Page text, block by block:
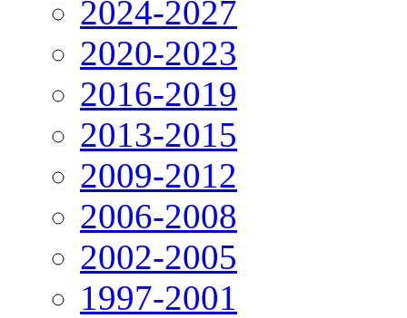
2024-2027
2020-2023
2016-2019
2013-2015
2009-2012
2006-2008
2002-2005
1997-2001